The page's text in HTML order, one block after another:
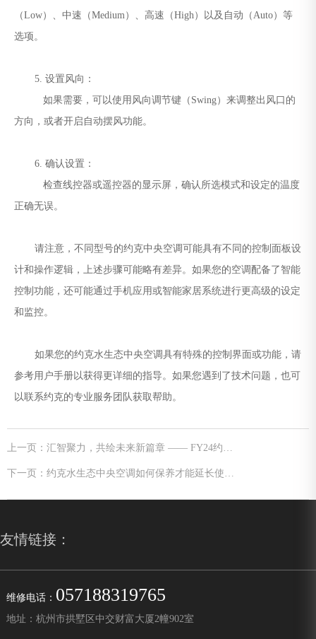
（Low）、中速（Medium）、高速（High）以及自动（Auto）等
选项。
5. 设置风向：
如果需要，可以使用风向调节键（Swing）来调整出风口的
方向，或者开启自动摆风功能。
6. 确认设置：
检查线控器或遥控器的显示屏，确认所选模式和设定的温度
正确无误。
请注意，不同型号的约克中央空调可能具有不同的控制面板设
计和操作逻辑，上述步骤可能略有差异。如果您的空调配备了智能
控制功能，还可能通过手机应用或智能家居系统进行更高级的设定
和监控。
如果您的约克水生态中央空调具有特殊的控制界面或功能，请
参考用户手册以获得更详细的指导。如果您遇到了技术问题，也可
以联系约克的专业服务团队获取帮助。
上一页：汇智聚力，共绘未来新篇章 —— FY24约克
官
下一页：约克水生态中央空调如何保养才能延长使用
友情链接：
维修电话： 057188319765
地址：杭州市拱墅区中交财富大厦2幢902室